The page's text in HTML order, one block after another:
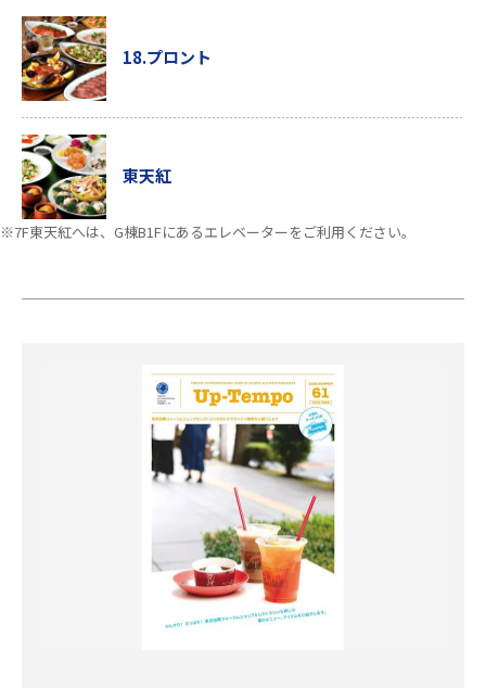
18.プロント
東天紅
※7F東天紅へは、G棟B1Fにあるエレベーターをご利用ください。